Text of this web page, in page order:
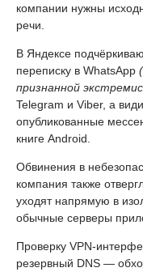
компании нужны
речи.
В Яндексе
переписку в WhatsApp
признанной
Telegram и Viber, а
опубликованные
книге Android.
Обвинения в
компания также
уходят напрямую в
обычные серверы
Проверку VPN-
резервный DNS —